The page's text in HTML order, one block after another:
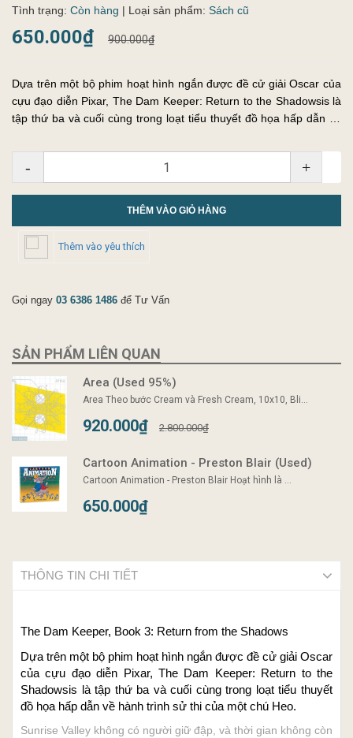
Tình trạng: Còn hàng | Loại sản phẩm: Sách cũ
650.000₫ 900.000₫
Dựa trên một bộ phim hoạt hình ngắn được đề cử giải Oscar của
cựu đạo diễn Pixar, The Dam Keeper: Return to the Shadowsis là
tập thứ ba và cuối cùng trong loạt tiểu thuyết đồ họa hấp dẫn về
- +
THÊM VÀO GIỎ HÀNG
Thêm vào yêu thích
Gọi ngay 03 6386 1486 để Tư Vấn
SẢN PHẨM LIÊN QUAN
Area (Used 95%)
Area Theo bước Cream và Fresh Cream, 10x10, Bli...
920.000₫ 2.800.000₫
Cartoon Animation - Preston Blair (Used)
Cartoon Animation - Preston Blair Hoạt hình là ...
650.000₫
THÔNG TIN CHI TIẾT
The Dam Keeper, Book 3: Return from the Shadows
Dựa trên một bộ phim hoạt hình ngắn được đề cử giải Oscar
của cựu đạo diễn Pixar, The Dam Keeper: Return to the
Shadowsis là tập thứ ba và cuối cùng trong loạt tiểu thuyết
đồ họa hấp dẫn về hành trình sử thi của một chú Heo.
Sunrise Valley không có người giữ đập, và thời gian không còn